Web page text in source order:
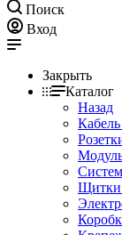
Поиск
Вход
Закрыть
Каталог
Назад
Щитки